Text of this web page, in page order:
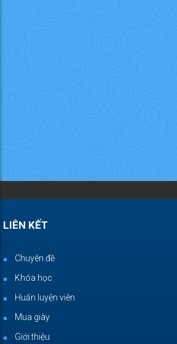
LIÊN KẾT
Chuyên đề
Khóa học
Huấn luyện viên
Mua giày
Giới thiệu